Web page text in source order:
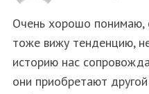
Очень хорошо понимаю,
тоже вижу тенденцию,
историю нас
они приобретают